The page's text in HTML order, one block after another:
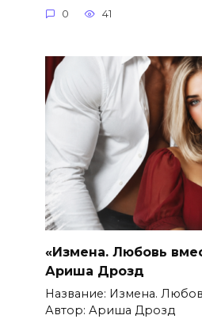
0 41
«Измена. Любовь
Ариша Дрозд
Название: Измена.
Автор: Ариша Дрозд